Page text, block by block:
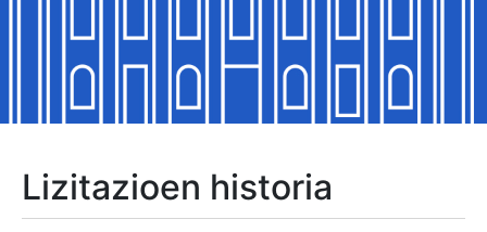
Erakutsi/Ezkutatu
Erakutsi/Ezkutatu
Erakutsi/Ezkutatu
Lizitazioen historia